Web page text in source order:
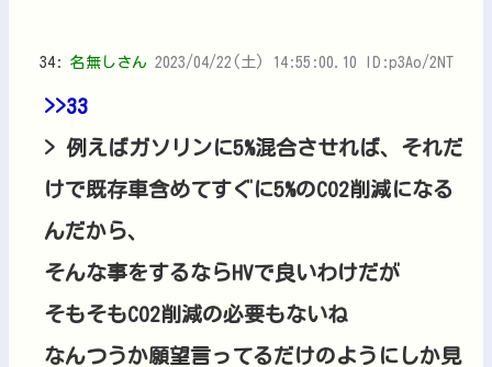
34: 名無しさん 2023/04/22(土) 14:55:00.10 ID:p3Ao/2NT
>>33
> 例えばガソリンに5%混合させれば、それだ
けで既存車含めてすぐに5%のCO2削減になる
んだから、
そんな事をするならHVで良いわけだが
そもそもCO2削減の必要もないね
なんつうか願望言ってるだけのようにしか見